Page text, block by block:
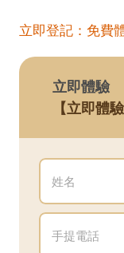
立即登記：免費
立即體驗
【立即體